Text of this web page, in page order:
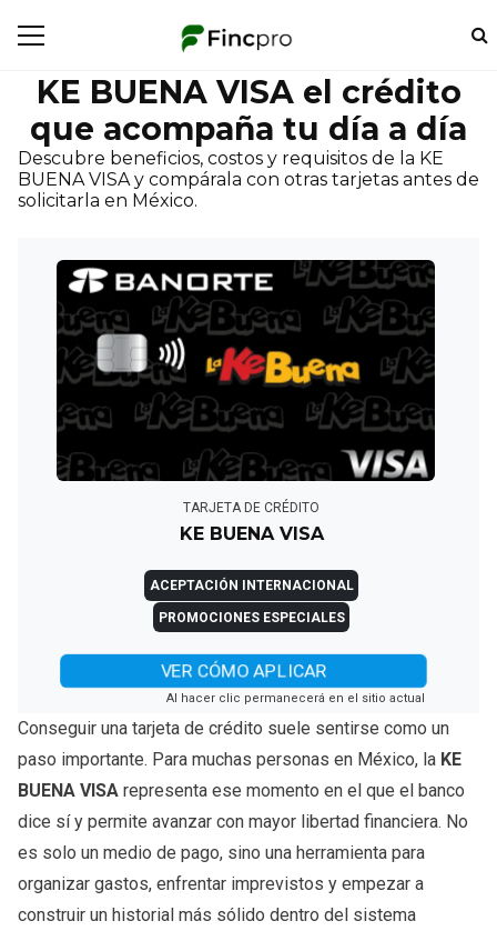
KE BUENA VISA el crédito
que acompaña tu día a día
Descubre beneficios, costos y requisitos de la KE
BUENA VISA y compárala con otras tarjetas antes de
solicitarla en México.
TARJETA DE CRÉDITO
KE BUENA VISA
ACEPTACIÓN INTERNACIONAL
PROMOCIONES ESPECIALES
VER CÓMO APLICAR
Al hacer clic permanecerá en el sitio actual
Conseguir una tarjeta de crédito suele sentirse como un
paso importante. Para muchas personas en México, la KE
BUENA VISA representa ese momento en el que el banco
dice sí y permite avanzar con mayor libertad financiera. No
es solo un medio de pago, sino una herramienta para
organizar gastos, enfrentar imprevistos y empezar a
construir un historial más sólido dentro del sistema